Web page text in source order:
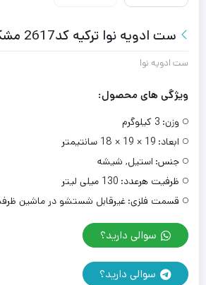
ست ادویه نوا ترکیه کد2617 مشکی
ست ادویه نوا
ویژگی های محصول:
وزن: 3 کیلوگرم
ابعاد: 19 × 19 × 18 سانتیمتر
جنس: استیل, شیشه
ظرفیت هرعدد: 130 میلی لیتر
قسمت فلزی: غیرقابل شستشو در ماشین
سوالی دارید؟
سوالی دارید؟